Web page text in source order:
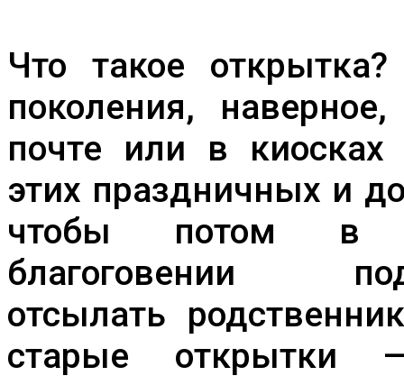
ИСТОРИЕЙ
НОВОГОДНЕЙ
ОТКРЫТКИ
Что такое
поколения,
почте или в
этих праздничных и
чтобы потом в
отсылать
старые открытки